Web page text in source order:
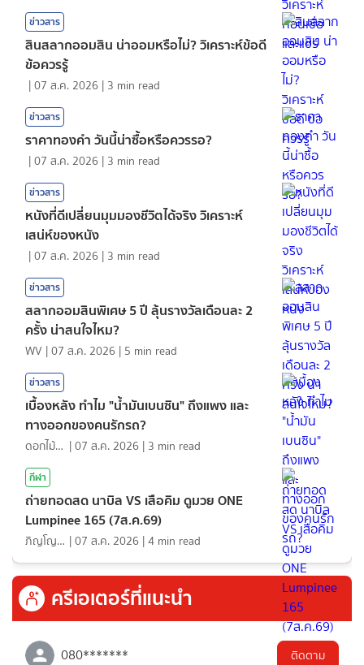
ข่าวสาร
สินสลากออมสิน น่าออมหรือไม่? วิเคราะห์ข้อดี
ข้อควรรู้
|07 ส.ค. 2026 | 3 min read
ข่าวสาร
ราคาทองคํา วันนี้น่าซื้อหรือควรรอ?
|07 ส.ค. 2026 | 3 min read
ข่าวสาร
หนังที่ดีเปลี่ยนมุมมองชีวิตได้จริง วิเคราะห์
เสน่ห์ของหนัง
|07 ส.ค. 2026 | 3 min read
ข่าวสาร
สลากออมสินพิเศษ 5 ปี ลุ้นรางวัลเดือนละ 2
ครั้ง น่าสนใจไหม?
WV |07 ส.ค. 2026 | 5 min read
ข่าวสาร
เบื้องหลัง ทำไม "น้ำมันเบนซิน" ถึงแพง และ
ทางออกของคนรักรถ?
ดอกไม้กับสายน้ำ |07 ส.ค. 2026 | 3 min read
กีฬา
ถ่ายทอดสด นาบิล VS เสือคิม ดูมวย ONE
Lumpinee 165 (7ส.ค.69)
ภิญโญ ส่องแสง |07 ส.ค. 2026 |4 min read
ครีเอเตอร์ที่แนะนำ
080******* ติดตาม